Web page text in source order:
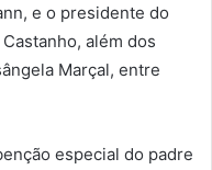
e o presidente do
além dos
Marçal, entre
especial do padre